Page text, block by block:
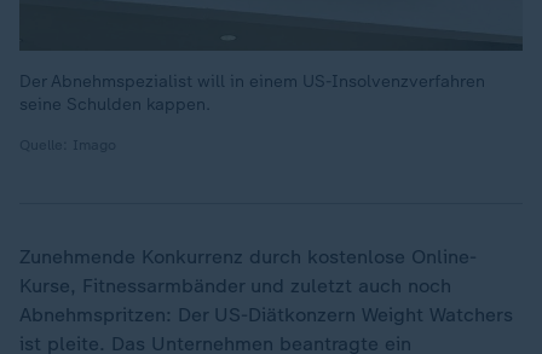
Der Abnehmspezialist will in einem US-Insolvenzverfahren
seine Schulden kappen.
Zunehmende Konkurrenz durch kostenlose Online-
Kurse, Fitnessarmbänder und zuletzt auch noch
Abnehmspritzen: Der US-Diätkonzern Weight Watchers
ist pleite. Das Unternehmen beantragte ein